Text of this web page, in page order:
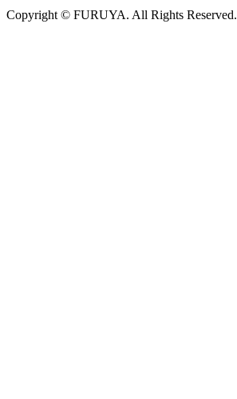
Copyright © FURUYA. All Rights Reserved.